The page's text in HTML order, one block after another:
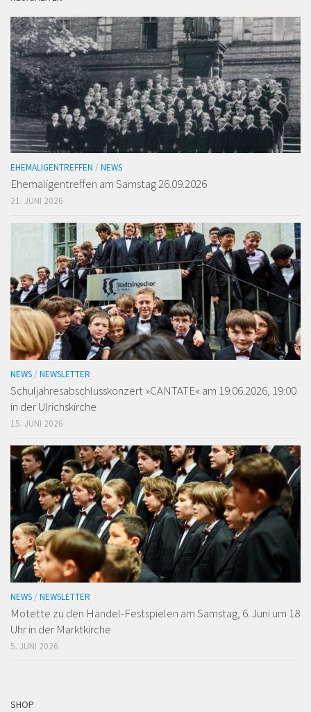
EHEMALIGENTREFFEN / NEWS
Ehemaligen­treffen am Samstag 26.09.2026
21. JUNI 2026
NEWS / NEWSLETTER
Schuljahresabschlusskonzert »CANTATE« am 19.06.2026, 19:00
in der Ulrichskirche
15. JUNI 2026
NEWS / NEWSLETTER
Motette zu den Händel-Festspielen am Samstag, 6. Juni um 18
Uhr in der Marktkirche
5. JUNI 2026
SHOP